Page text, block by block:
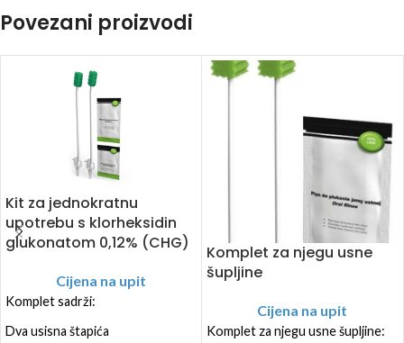
Povezani proizvodi
Kit za jednokratnu
upotrebu s klorheksidin
glukonatom 0,12% (CHG)
Cijena na upit
Komplet sadrži:
Dva usisna štapića
Komplet za njegu usne
šupljine
Cijena na upit
Komplet za njegu usne šupljine: